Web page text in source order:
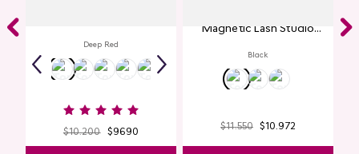
Deep Red
$10.200 $9690
Magnetic Lash Studio
Black
$11.550 $ 10.972